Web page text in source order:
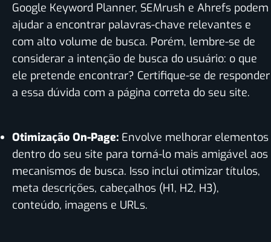
Google Keyword Planner, SEMrush e Ahrefs podem
ajudar a encontrar palavras-chave relevantes e
com alto volume de busca. Porém, lembre-se de
considerar a intenção de busca do usuário: o que
ele pretende encontrar? Certifique-se de responder
a essa dúvida com a página correta do seu site.
Otimização On-Page: Envolve melhorar elementos
dentro do seu site para torná-lo mais amigável aos
mecanismos de busca. Isso inclui otimizar títulos,
meta descrições, cabeçalhos (H1, H2, H3),
conteúdo, imagens e URLs.